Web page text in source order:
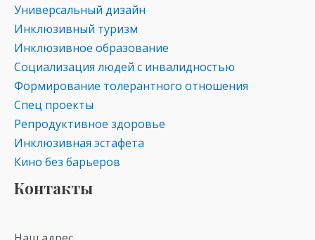
Универсальный дизайн
Инклюзивный туризм
Инклюзивное образование
Социализация людей с инвалидностью
Формирование толерантного отношения
Спец проекты
Репродуктивное здоровье
Инклюзивная эстафета
Кино без барьеров
Контакты